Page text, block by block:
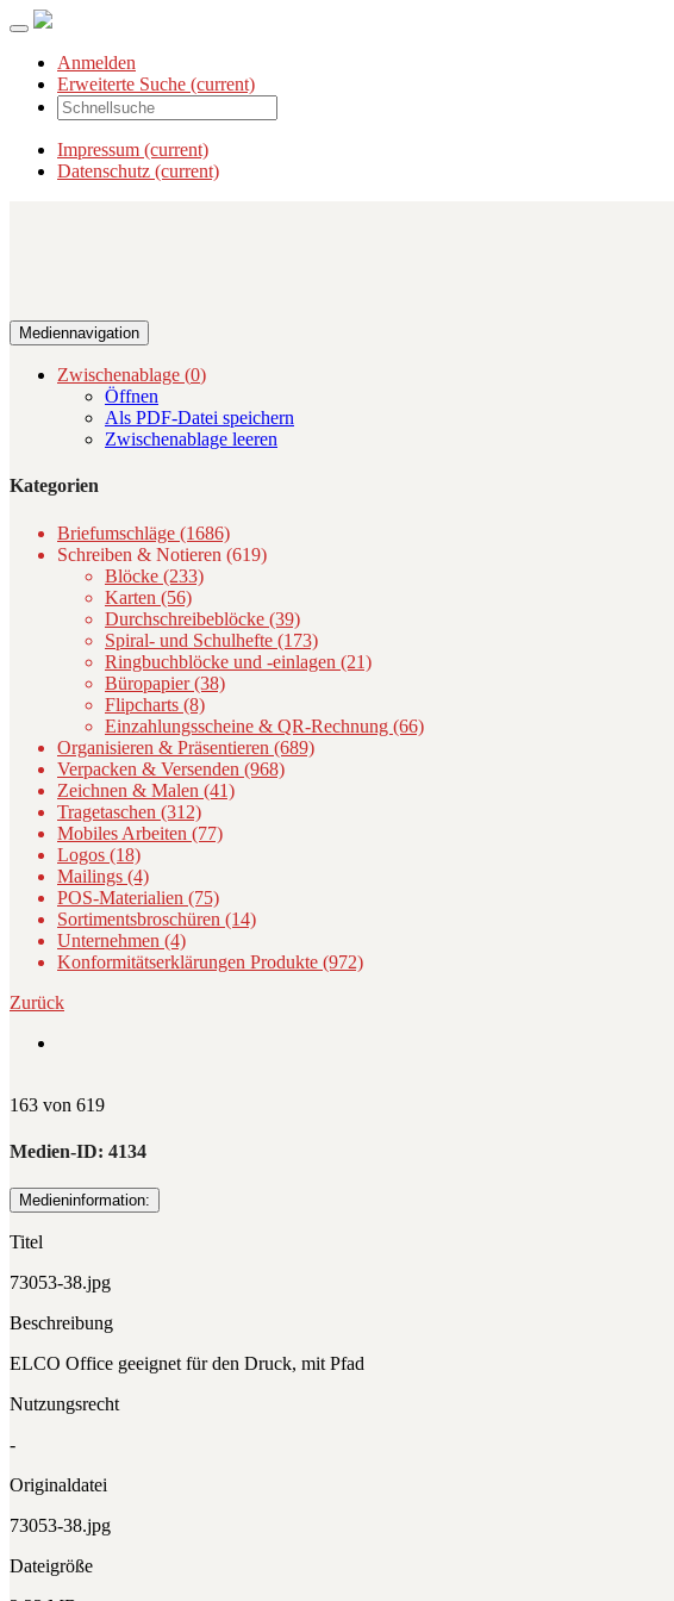
Anmelden
Erweiterte Suche (current)
Impressum (current)
Datenschutz (current)
Mediennavigation
Zwischenablage (0)
Öffnen
Als PDF-Datei speichern
Zwischenablage leeren
Kategorien
Briefumschläge (1686)
Schreiben & Notieren (619)
Blöcke (233)
Karten (56)
Durchschreibeblöcke (39)
Spiral- und Schulhefte (173)
Ringbuchblöcke und -einlagen (21)
Büropapier (38)
Flipcharts (8)
Einzahlungsscheine & QR-Rechnung (66)
Organisieren & Präsentieren (689)
Verpacken & Versenden (968)
Zeichnen & Malen (41)
Tragetaschen (312)
Mobiles Arbeiten (77)
Logos (18)
Mailings (4)
POS-Materialien (75)
Sortimentsbroschüren (14)
Unternehmen (4)
Konformitätserklärungen Produkte (972)
Zurück
163 von 619
Medien-ID: 4134
Medieninformation:
Titel
73053-38.jpg
Beschreibung
ELCO Office geeignet für den Druck, mit Pfad
Nutzungsrecht
-
Originaldatei
73053-38.jpg
Dateigröße